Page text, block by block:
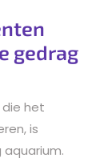
gedrag
het
is